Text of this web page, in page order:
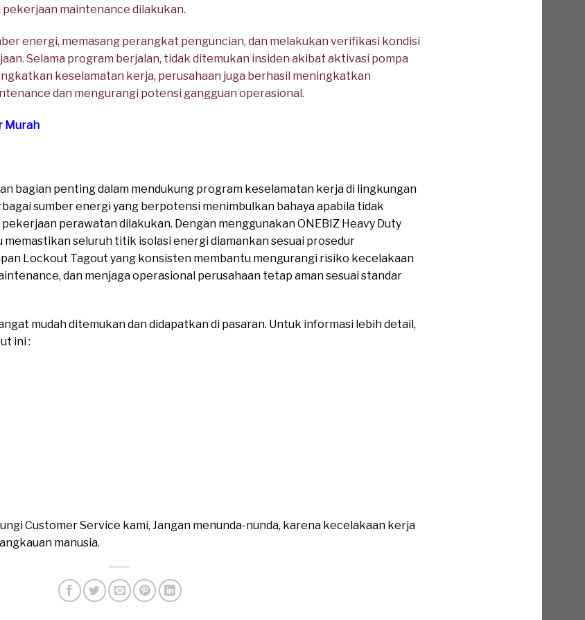
maintenance dilakukan.
energi, memasang perangkat penguncian, dan melakukan verifikasi kondisi
Selama program berjalan, tidak ditemukan insiden akibat aktivasi pompa
keselamatan kerja, perusahaan juga berhasil meningkatkan
dan mengurangi potensi gangguan operasional.
Murah
bagian penting dalam mendukung program keselamatan kerja di lingkungan
sumber energi yang berpotensi menimbulkan bahaya apabila tidak
perawatan dilakukan. Dengan menggunakan ONEBIZ Heavy Duty
seluruh titik isolasi energi diamankan sesuai prosedur
Lockout Tagout yang konsisten membantu mengurangi risiko kecelakaan
dan menjaga operasional perusahaan tetap aman sesuai standar
mudah ditemukan dan didapatkan di pasaran. Untuk informasi lebih detail,
ini :
Customer Service kami, Jangan menunda-nunda, karena kecelakaan kerja
manusia.